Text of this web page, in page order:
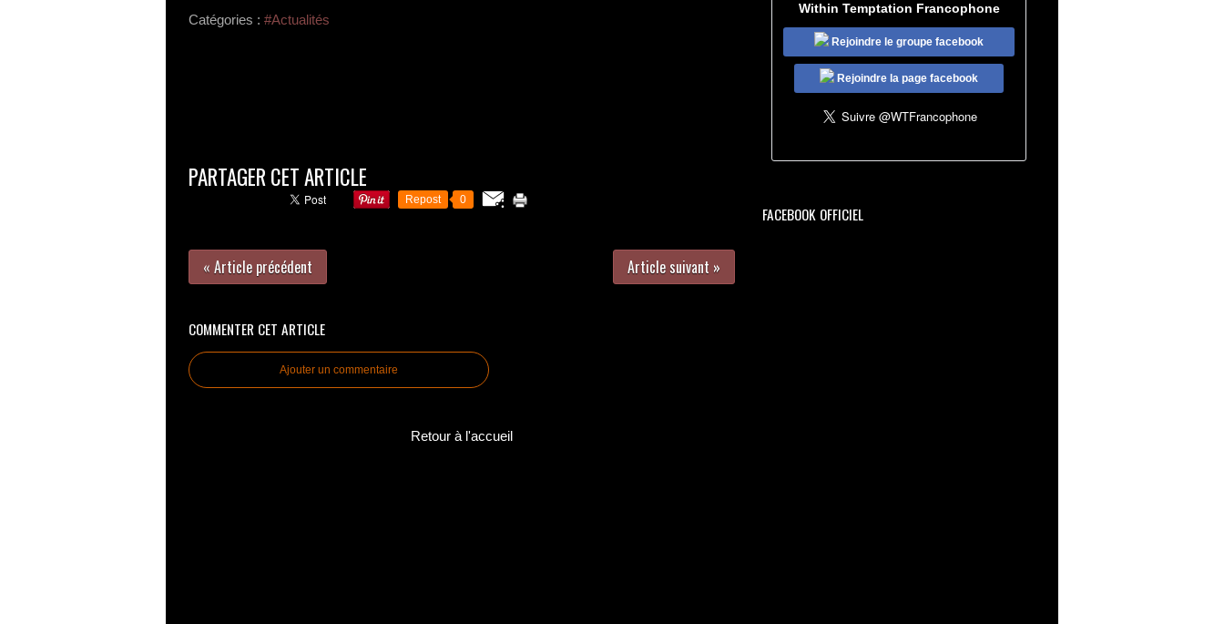
Catégories : #Actualités
PARTAGER CET ARTICLE
Repost 0
« Article précédent Article suivant »
COMMENTER CET ARTICLE
Ajouter un commentaire
Retour à l'accueil
Within Temptation Francophone
Rejoindre le groupe facebook
Rejoindre la page facebook
FACEBOOK OFFICIEL